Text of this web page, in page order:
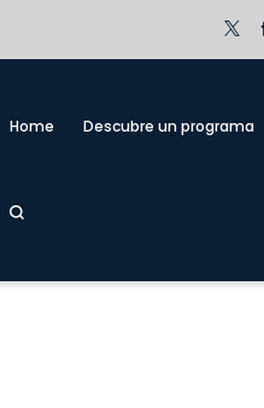
Home Descubre un programa